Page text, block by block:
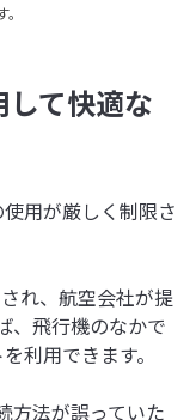
て快適な
用が厳しく制限さ
れ、航空会社が提
、飛行機のなかで
利用できます。
方法が誤っていた